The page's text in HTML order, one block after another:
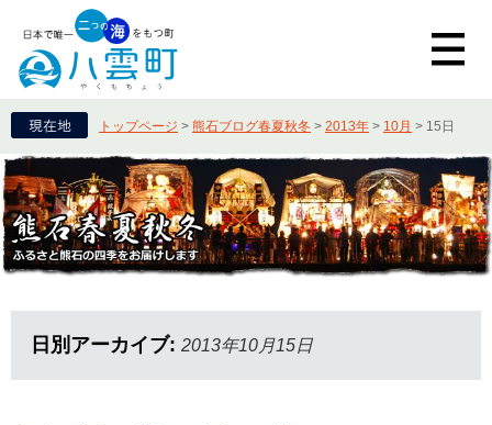
トップページ > 熊石ブログ春夏秋冬 > 2013年 > 10月 > 15日
日別アーカイブ: 2013年10月15日